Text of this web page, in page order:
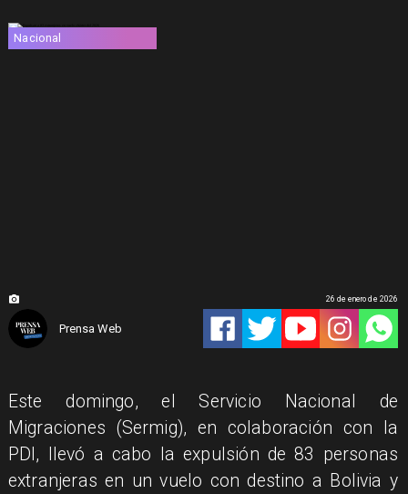
Nacional
Prensa Web
26 de enero de 2026
Este domingo, el Servicio Nacional de
Migraciones (Sermig), en colaboración con la
PDI, llevó a cabo la expulsión de 83 personas
extranjeras en un vuelo con destino a Bolivia y